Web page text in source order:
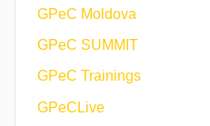
GPeC Moldova
GPeC SUMMIT
GPeC Trainings
GPeCLive